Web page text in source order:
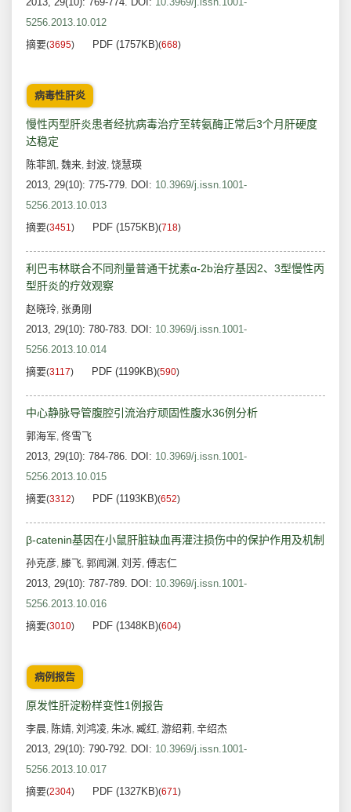
5256.2013.10.012
摘要(3695) PDF (1757KB)(668)
病毒性肝炎
慢性丙型肝炎患者经抗病毒治疗至转氨酶正常后3个月肝硬度
达稳定
陈菲凯, 魏来, 封波, 饶慧瑛
2013, 29(10): 775-779. DOI: 10.3969/j.issn.1001-
5256.2013.10.013
摘要(3451) PDF (1575KB)(718)
利巴韦林联合不同剂量普通干扰素α-2b治疗基因2、3型慢性丙
型肝炎的疗效观察
赵晓玲, 张勇刚
2013, 29(10): 780-783. DOI: 10.3969/j.issn.1001-
5256.2013.10.014
摘要(3117) PDF (1199KB)(590)
中心静脉导管腹腔引流治疗顽固性腹水36例分析
郭海军, 佟雪飞
2013, 29(10): 784-786. DOI: 10.3969/j.issn.1001-
5256.2013.10.015
摘要(3312) PDF (1193KB)(652)
β-catenin基因在小鼠肝脏缺血再灌注损伤中的保护作用及机制
孙克彦, 滕飞, 郭闻渊 , 刘芳, 傅志仁
2013, 29(10): 787-789. DOI: 10.3969/j.issn.1001-
5256.2013.10.016
摘要(3010) PDF (1348KB)(604)
病例报告
原发性肝淀粉样变性1例报告
李晨, 陈婧, 刘鸿凌, 朱冰, 臧红, 游绍莉, 辛绍杰
2013, 29(10): 790-792. DOI: 10.3969/j.issn.1001-
5256.2013.10.017
摘要(2304) PDF (1327KB)(671)